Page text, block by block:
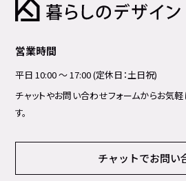
営業時間
平日 10:00 ～ 17:00 (定休日：土日祝)
チャットやお問い合わせフォームからお気
す。
チャットでお問い